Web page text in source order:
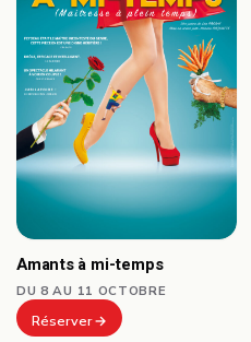
Amants à mi-temps
DU 8 AU 11 OCTOBRE
Réserver